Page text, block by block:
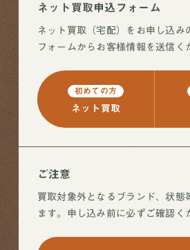
ネット買取申込フォーム
ネット買取（宅配）をお申し込み
フォームからお客様情報を送信く
初めての方
ネット買取
ご注意
買取対象外となるブランド、状態
ます。申し込み前に必ずご確認く